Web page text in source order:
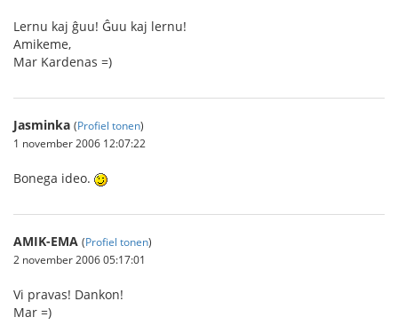
Lernu kaj ĝuu! Ĝuu kaj lernu!
Amikeme,
Mar Kardenas =)
Jasminka (Profiel tonen)
1 november 2006 12:07:22
Bonega ideo.
AMIK-EMA (Profiel tonen)
2 november 2006 05:17:01
Vi pravas! Dankon!
Mar =)